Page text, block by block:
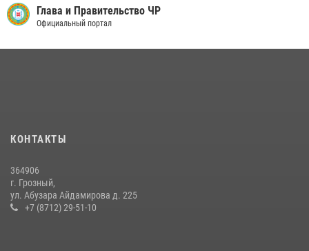
законодательстве
15 июля 2026, 12:36
поисков Бекхана Аушева
В Управлении Росгвардии по Чеченской Республике прошла
просветительская лекция, приуроченная к 10-летию ведомства
Глава и Правительство ЧР
Официальный портал
КОНТАКТЫ
364906
г. Грозный,
ул. Абузара Айдамирова д. 225
+7 (8712) 29-51-10